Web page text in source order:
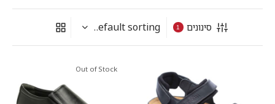
סינונים 1
Out of Stock